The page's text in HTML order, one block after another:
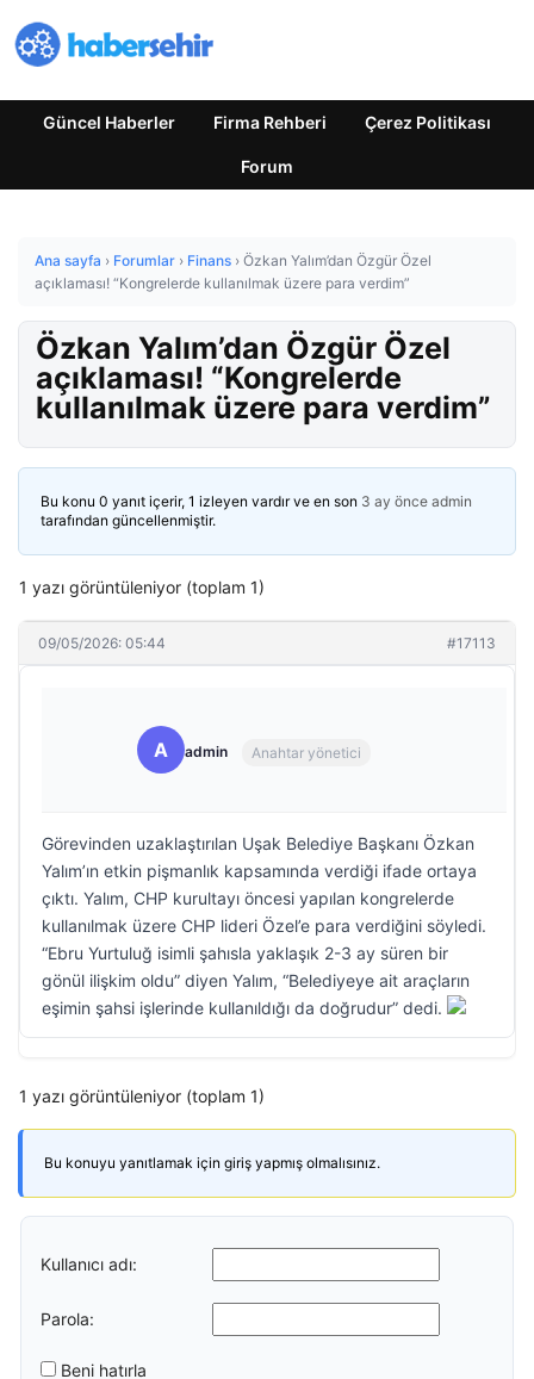
Güncel Haberler Firma Rehberi Çerez Politikası
Forum
Ana sayfa › Forumlar › Finans › Özkan Yalım’dan Özgür Özel
açıklaması! “Kongrelerde kullanılmak üzere para verdim”
Özkan Yalım’dan Özgür Özel
açıklaması! “Kongrelerde
kullanılmak üzere para verdim”
Bu konu 0 yanıt içerir, 1 izleyen vardır ve en son 3 ay önce admin
tarafından güncellenmiştir.
1 yazı görüntüleniyor (toplam 1)
09/05/2026: 05:44 #17113
A admin Anahtar yönetici
Görevinden uzaklaştırılan Uşak Belediye Başkanı Özkan
Yalım’ın etkin pişmanlık kapsamında verdiği ifade ortaya
çıktı. Yalım, CHP kurultayı öncesi yapılan kongrelerde
kullanılmak üzere CHP lideri Özel’e para verdiğini söyledi.
“Ebru Yurtuluğ isimli şahısla yaklaşık 2-3 ay süren bir
gönül ilişkim oldu” diyen Yalım, “Belediyeye ait araçların
eşimin şahsi işlerinde kullanıldığı da doğrudur” dedi.
1 yazı görüntüleniyor (toplam 1)
Bu konuyu yanıtlamak için giriş yapmış olmalısınız.
Kullanıcı adı:
Parola:
Beni hatırla